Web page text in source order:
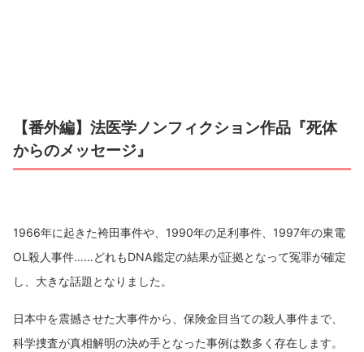
【番外編】法医学ノンフィクション作品『死体
からのメッセージ』
1966年に起きた袴田事件や、1990年の足利事件、1997年の東電
OL殺人事件……どれもDNA鑑定の結果が証拠となって冤罪が確定
し、大きな話題となりました。
日本中を震撼させた大事件から、保険金目当ての殺人事件まで、
科学捜査が真相解明の決め手となった事例は数多く存在します。